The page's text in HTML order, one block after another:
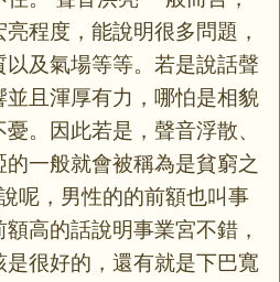
程度，能說明很多問題，
及氣場等等。若是說話聲
且渾厚有力，哪怕是相貌
。因此若是，聲音浮散、
一般就會被稱為是貧窮之
呢，男性的的前額也叫事
高的話說明事業宮不錯，
很好的，還有就是下巴寬